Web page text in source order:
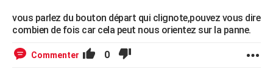
Bricolage
Lifestyle
Culture
Sport
Auto
Television
Voyage
Cinema
vous parlez du bouton départ qui clignote,pouvez vous dire
combien de fois car cela peut nous orientez sur la panne.
Commenter 0